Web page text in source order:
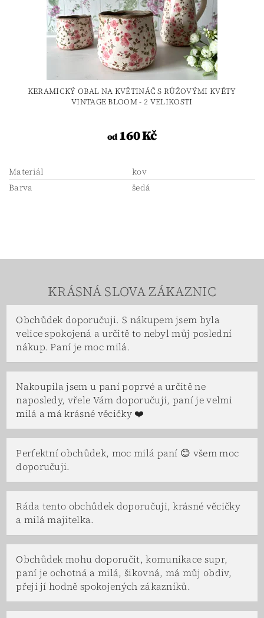
KERAMICKÝ OBAL NA KVĚTINÁČ S RŮŽOVÝMI KVĚTY
VINTAGE BLOOM - 2 VELIKOSTI
od160 Kč
Materiál
kov
Barva
šedá
KRÁSNÁ SLOVA ZÁKAZNIC
Obchůdek doporučuji. S nákupem jsem byla
velice spokojená a určitě to nebyl můj poslední
nákup. Paní je moc milá.
Nakoupila jsem u paní poprvé a určitě ne
naposledy, vřele Vám doporučuji, paní je velmi
milá a má krásné věcičky ❤️
Perfektní obchůdek, moc milá paní 😊 všem moc
doporučuji.
Ráda tento obchůdek doporučuji, krásné věcičky
a milá majitelka.
Obchůdek mohu doporučit, komunikace supr,
paní je ochotná a milá, šikovná, má můj obdiv,
přeji jí hodně spokojených zákazníků.